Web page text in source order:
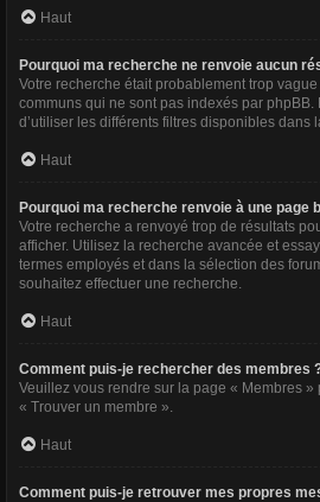
Haut
Pourquoi ma recherche ne renvoie aucun
Votre recherche était probablement trop
communs qui ne sont pas indexés par phpBB.
d’utiliser les différents filtres disponibles dans
Haut
Pourquoi ma recherche renvoie à une page
Votre recherche a renvoyé trop de résultats
afficher. Utilisez la recherche avancée et
termes employés et dans la sélection des
souhaitez effectuer une recherche.
Haut
Comment puis-je rechercher des membres
Veuillez vous rendre sur la page « Membres »
« Trouver un membre ».
Haut
Comment puis-je retrouver mes propres